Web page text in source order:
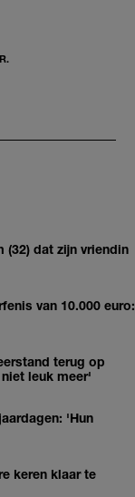
(32) dat zijn vriendin
van 10.000 euro:
terug op
leuk meer'
'Hun
keren klaar te